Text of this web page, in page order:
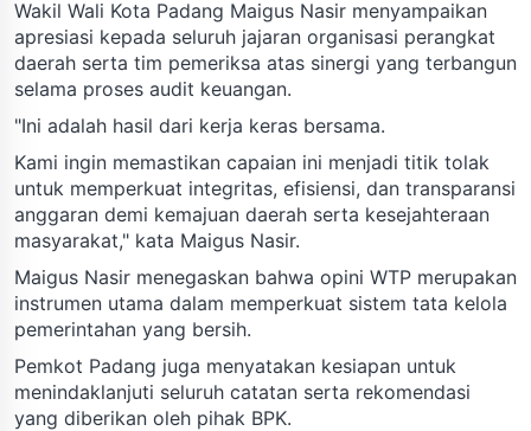
Wakil Wali Kota Padang Maigus Nasir menyampaikan
apresiasi kepada seluruh jajaran organisasi perangkat
daerah serta tim pemeriksa atas sinergi yang terbangun
selama proses audit keuangan.
"Ini adalah hasil dari kerja keras bersama.
Kami ingin memastikan capaian ini menjadi titik tolak
untuk memperkuat integritas, efisiensi, dan transparansi
anggaran demi kemajuan daerah serta kesejahteraan
masyarakat," kata Maigus Nasir.
Maigus Nasir menegaskan bahwa opini WTP merupakan
instrumen utama dalam memperkuat sistem tata kelola
pemerintahan yang bersih.
Pemkot Padang juga menyatakan kesiapan untuk
menindaklanjuti seluruh catatan serta rekomendasi
yang diberikan oleh pihak BPK.